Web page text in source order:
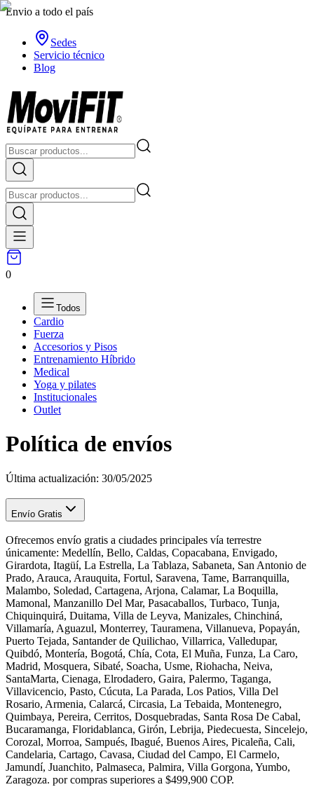
Envio a todo el país
Sedes
Servicio técnico
Blog
0
Todos
Cardio
Fuerza
Accesorios y Pisos
Entrenamiento Híbrido
Medical
Yoga y pilates
Institucionales
Outlet
Política de envíos
Última actualización: 30/05/2025
Envío Gratis
Ofrecemos envío gratis a ciudades principales vía terrestre
únicamente: Medellín, Bello, Caldas, Copacabana, Envigado,
Girardota, Itagüí, La Estrella, La Tablaza, Sabaneta, San Antonio de
Prado, Arauca, Arauquita, Fortul, Saravena, Tame, Barranquilla,
Malambo, Soledad, Cartagena, Arjona, Calamar, La Boquilla,
Mamonal, Manzanillo Del Mar, Pasacaballos, Turbaco, Tunja,
Chiquinquirá, Duitama, Villa de Leyva, Manizales, Chinchiná,
Villamaría, Aguazul, Monterrey, Tauramena, Villanueva, Popayán,
Puerto Tejada, Santander de Quilichao, Villarrica, Valledupar,
Quibdó, Montería, Bogotá, Chía, Cota, El Muña, Funza, La Caro,
Madrid, Mosquera, Sibaté, Soacha, Usme, Riohacha, Neiva,
SantaMarta, Cienaga, Elrodadero, Gaira, Palermo, Taganga,
Villavicencio, Pasto, Cúcuta, La Parada, Los Patios, Villa Del
Rosario, Armenia, Calarcá, Circasia, La Tebaida, Montenegro,
Quimbaya, Pereira, Cerritos, Dosquebradas, Santa Rosa De Cabal,
Bucaramanga, Floridablanca, Girón, Lebrija, Piedecuesta, Sincelejo,
Corozal, Morroa, Sampués, Ibagué, Buenos Aires, Picaleña, Cali,
Candelaria, Cartago, Cavasa, Ciudad del Campo, El Carmelo,
Jamundí, Juanchito, Palmaseca, Palmira, Villa Gorgona, Yumbo,
Zaragoza. por compras superiores a $499,900 COP.